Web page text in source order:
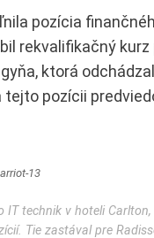
pozícia
rekvalifikačný
ktorá
tejto pozícii
IT technik v hoteli
Tie zastával pre